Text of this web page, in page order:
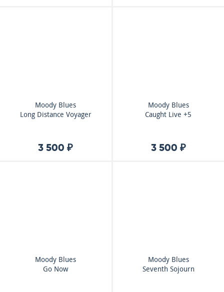
Moody Blues
Long Distance Voyager
3 500 ₽
Moody Blues
Caught Live +5
3 500 ₽
Moody Blues
Go Now
Moody Blues
Seventh Sojourn